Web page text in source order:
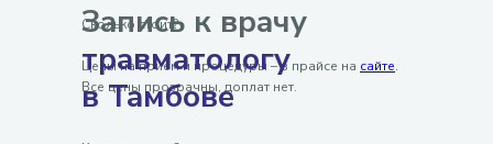
Сколько стоит?
Цены на приём и процедуры – в прайсе на сайте.
Все цены прозрачны, доплат нет.
Запись к врачу
травматологу
в Тамбове